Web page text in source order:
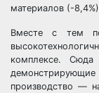
материалов (-
Вместе с тем
комплексе. Сюда
производство —